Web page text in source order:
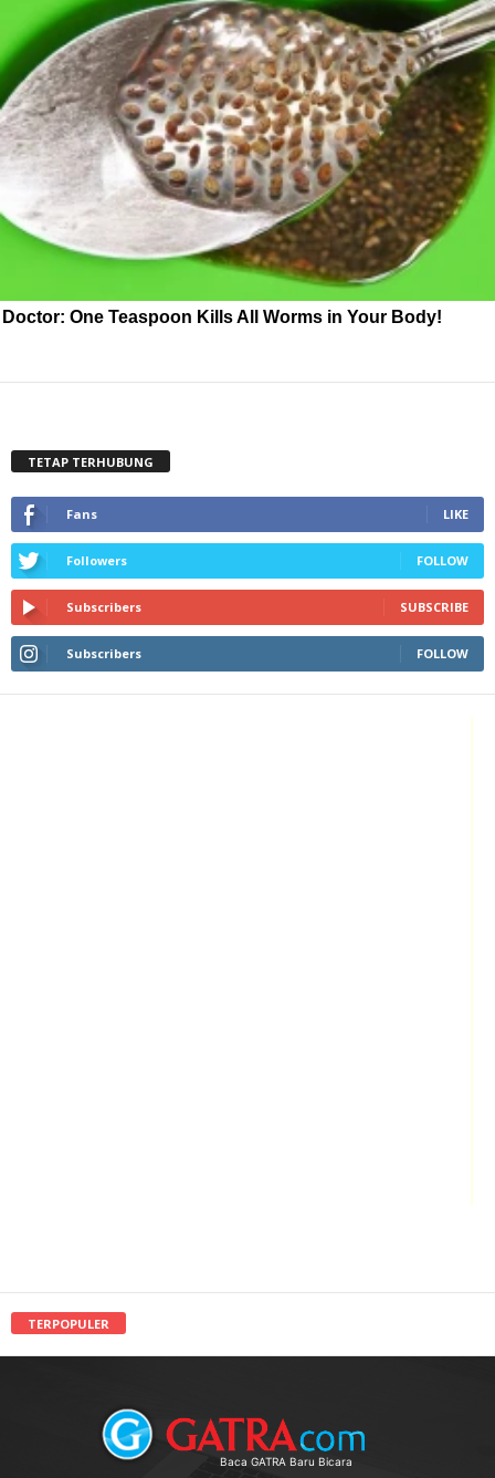
Doctor: One Teaspoon Kills All Worms in Your Body!
TETAP TERHUBUNG
Fans LIKE
Followers FOLLOW
Subscribers SUBSCRIBE
Subscribers FOLLOW
TERPOPULER
Baca GATRA Baru Bicara